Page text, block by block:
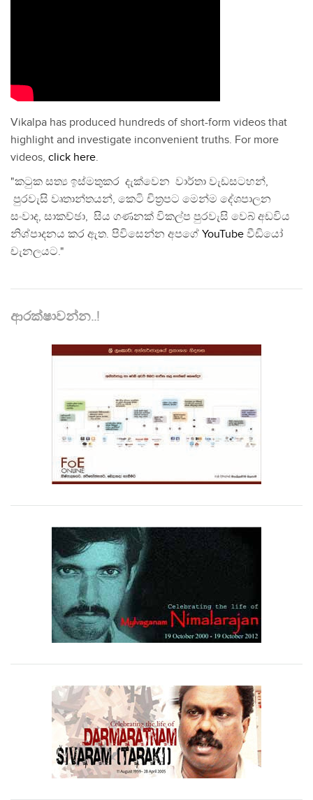
Vikalpa has produced hundreds of short-form videos that
highlight and investigate inconvenient truths. For more
videos, click here.
"කටුක සත්‍ය ඉස්මතුකර දැක්වෙන වාර්තා වැඩසටහන්,
පුරවැසි වෘතාන්තයන්, කෙටි චිත්‍රපට මෙන්ම දේශපාලන
සංවාද, සාකච්ඡා, සිය ගණනක් විකල්ප පුරවැසි වෙබ් අඩවිය
නිශ්පාදනය කර ඇත. පිවිසෙන්න අපගේ YouTube වීඩියෝ
චැනලයට."
ආරක්ෂාවන්න..!